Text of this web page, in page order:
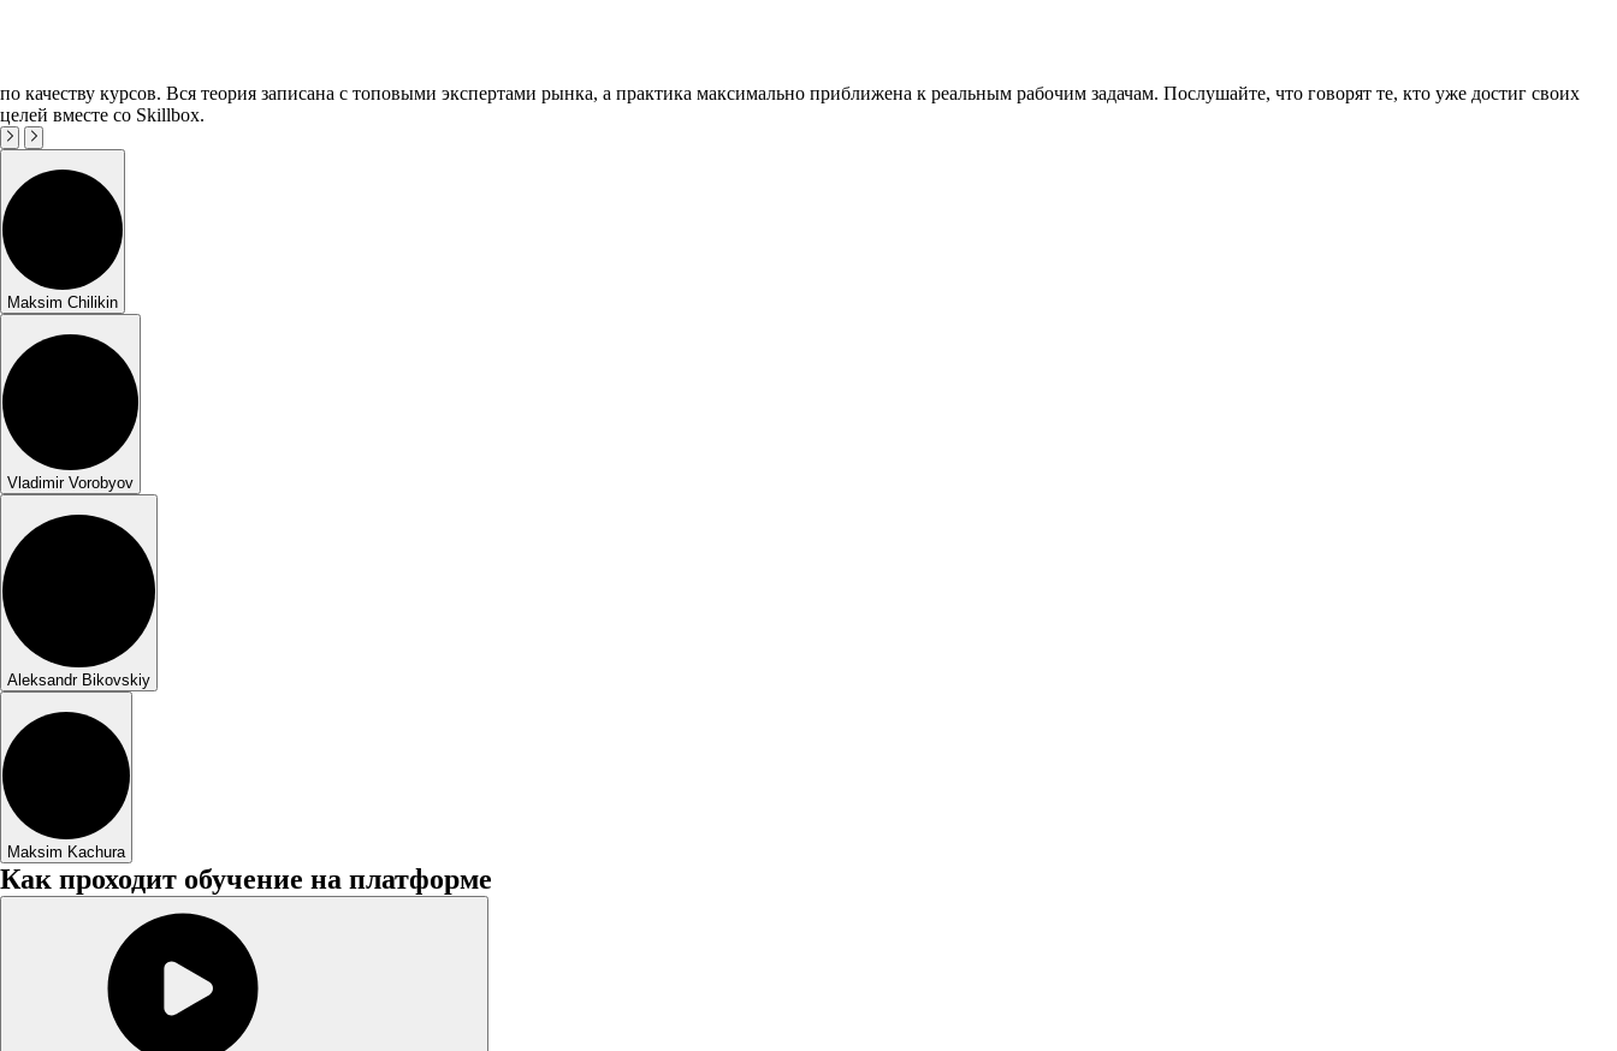
по качеству курсов. Вся теория записана с топовыми экспертами рынка, а практика максимально приближена к реальным рабочим задачам. Послушайте, что говорят те, кто уже достиг своих
целей вместе со Skillbox.
Maksim Chilikin
Vladimir Vorobyov
Aleksandr Bikovskiy
Maksim Kachura
Как проходит обучение на платформе